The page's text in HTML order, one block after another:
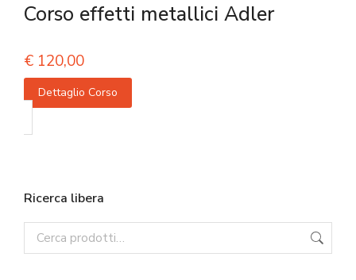
Corso effetti metallici Adler
€ 120,00
Dettaglio Corso
Ricerca libera